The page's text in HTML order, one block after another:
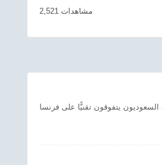
2,521 مشاهدات
يتفوقون تقنيًّا على فرنسا